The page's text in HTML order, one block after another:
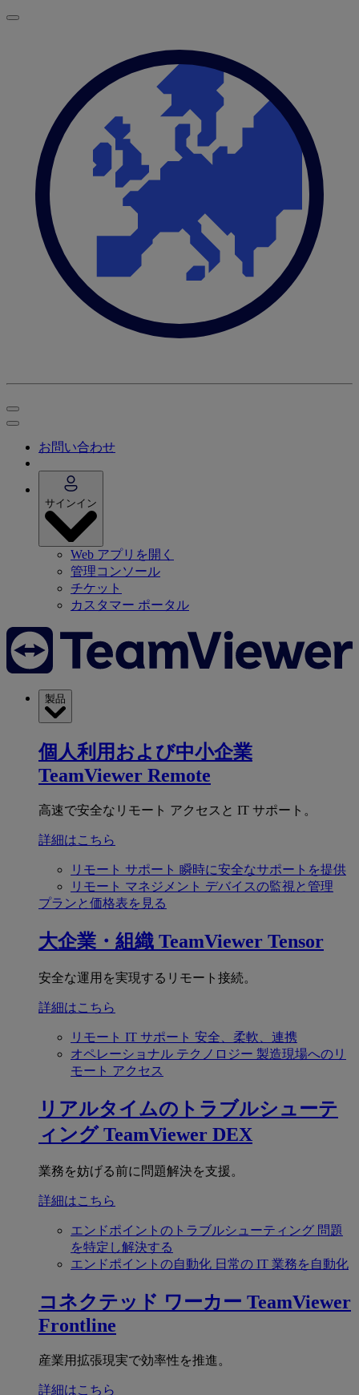
お問い合わせ
サインイン
Web アプリを開く
管理コンソール
チケット
カスタマー ポータル
製品
個人利用および中小企業
TeamViewer Remote
高速で安全なリモート アクセスと IT サポート。
詳細はこちら
リモート サポート 瞬時に安全なサポートを提供
リモート マネジメント デバイスの監視と管理
プランと価格表を見る
大企業・組織 TeamViewer Tensor
安全な運用を実現するリモート接続。
詳細はこちら
リモート IT サポート 安全、柔軟、連携
オペレーショナル テクノロジー 製造現場へのリ
モート アクセス
リアルタイムのトラブルシューテ
ィング TeamViewer DEX
業務を妨げる前に問題解決を支援。
詳細はこちら
エンドポイントのトラブルシューティング 問題
を特定し解決する
エンドポイントの自動化 日常の IT 業務を自動化
コネクテッド ワーカー TeamViewer
Frontline
産業用拡張現実で効率性を推進。
詳細はこちら